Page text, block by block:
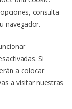
consulta
navegador.
Si
a colocar
a visitar nuestras